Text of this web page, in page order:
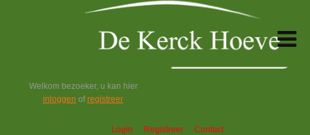
Welkom bezoeker, u kan hier
inloggen ofregistreer
Login Registreer Contact